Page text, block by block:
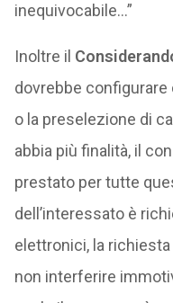
inequivocabile…”
Inoltre il
dovrebbe configurare
o la preselezione di
abbia più finalità, il
prestato per tutte
dell’interessato è
elettronici, la
non interferire